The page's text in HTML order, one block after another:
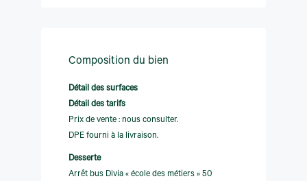
Composition du bien
Détail des surfaces
Détail des tarifs
Prix de vente : nous consulter.
DPE fourni à la livraison.
Desserte
Arrêt bus Divia « école des métiers » 50